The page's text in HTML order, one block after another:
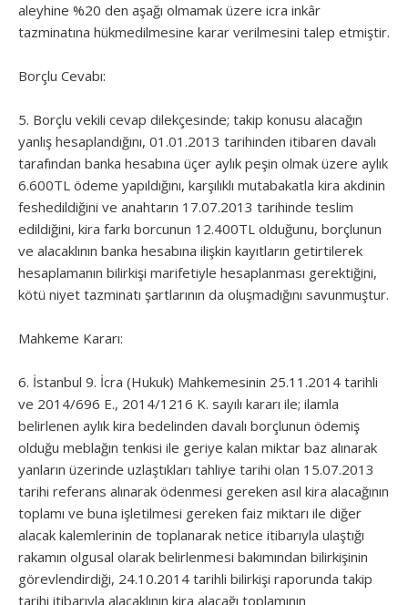
aleyhine %20 den aşağı olmamak üzere icra inkâr
tazminatına hükmedilmesine karar verilmesini talep etmiştir.
Borçlu Cevabı:
5. Borçlu vekili cevap dilekçesinde; takip konusu alacağın
yanlış hesaplandığını, 01.01.2013 tarihinden itibaren davalı
tarafından banka hesabına üçer aylık peşin olmak üzere aylık
6.600TL ödeme yapıldığını, karşılıklı mutabakatla kira akdinin
feshedildiğini ve anahtarın 17.07.2013 tarihinde teslim
edildiğini, kira farkı borcunun 12.400TL olduğunu, borçlunun
ve alacaklının banka hesabına ilişkin kayıtların getirtilerek
hesaplamanın bilirkişi marifetiyle hesaplanması gerektiğini,
kötü niyet tazminatı şartlarının da oluşmadığını savunmuştur.
Mahkeme Kararı:
6. İstanbul 9. İcra (Hukuk) Mahkemesinin 25.11.2014 tarihli
ve 2014/696 E., 2014/1216 K. sayılı kararı ile; ilamla
belirlenen aylık kira bedelinden davalı borçlunun ödemiş
olduğu meblağın tenkisi ile geriye kalan miktar baz alınarak
yanların üzerinde uzlaştıkları tahliye tarihi olan 15.07.2013
tarihi referans alınarak ödenmesi gereken asıl kira alacağının
toplamı ve buna işletilmesi gereken faiz miktarı ile diğer
alacak kalemlerinin de toplanarak netice itibarıyla ulaştığı
rakamın olgusal olarak belirlenmesi bakımından bilirkişinin
görevlendirdiği, 24.10.2014 tarihli bilirkişi raporunda takip
tarihi itibarıyla alacaklının kira alacağı toplamının